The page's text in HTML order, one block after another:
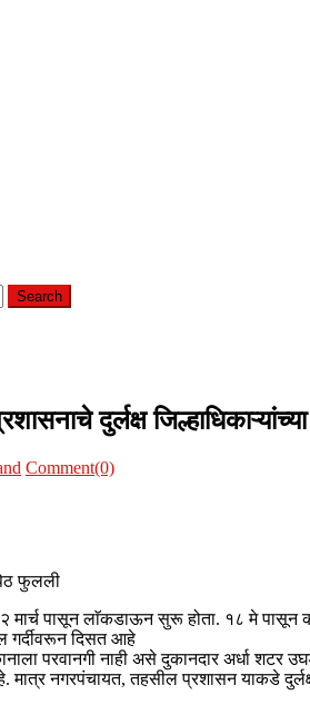
दुर्लक्ष
Comment(0)
फुलली
२२ मार्च पासून लाॅकडाऊन सुरू होता. १८ मे
गर्दीवरून दिसत आहे
परवानगी नाही असे दुकानदार अर्धा शटर
मात्र नगरपंचायत, तहसील प्रशासन याकडे